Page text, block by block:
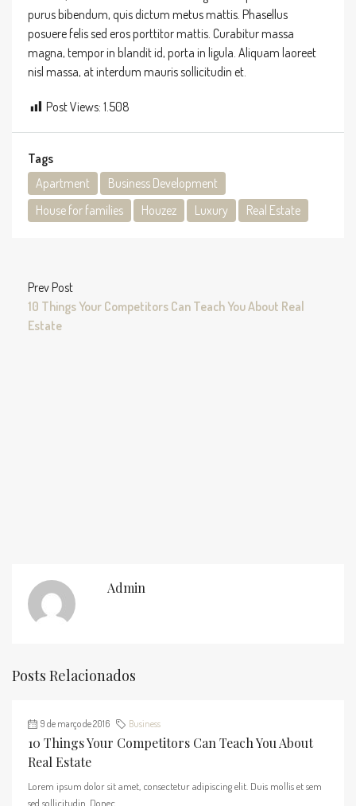
purus bibendum, quis dictum metus mattis. Phasellus
posuere felis sed eros porttitor mattis. Curabitur massa
magna, tempor in blandit id, porta in ligula. Aliquam laoreet
nisl massa, at interdum mauris sollicitudin et.
Post Views: 1.508
Tags
Apartment
Business Development
House for families
Houzez Luxury Real Estate
Prev Post
10 Things Your Competitors Can Teach You About Real
Estate
Admin
Posts Relacionados
9 de março de 2016 Business
10 Things Your Competitors Can Teach You About
Real Estate
Lorem ipsum dolor sit amet, consectetur adipiscing elit. Duis mollis et sem
sed sollicitudin. Donec...